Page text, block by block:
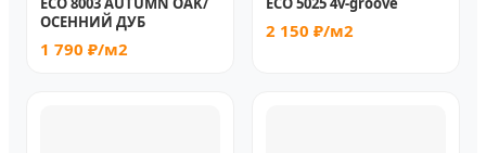
ОСЕННИЙ ДУБ
1 790 ₽/м2
2 150 ₽/м2